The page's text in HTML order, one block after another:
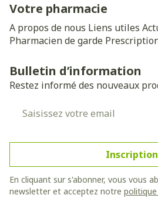
Votre pharmacie
A propos de nous Liens utiles
Pharmacien de garde
Bulletin d’information
Restez informé des nouveaux
Inscription
En cliquant sur s'abonner, vous vous
newsletter et acceptez notre